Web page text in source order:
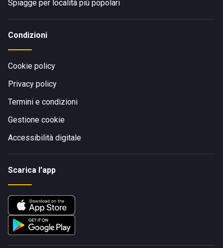
Spiagge per località più popolari
Condizioni
Cookie policy
Privacy policy
Termini e condizioni
Gestione cookie
Accessibilità digitale
Scarica l'app